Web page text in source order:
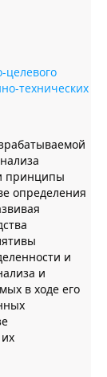
целевого
технических
принципы
определения
и
и
в ходе его